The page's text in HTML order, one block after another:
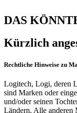
DAS
Kürzlich
Rechtliche Hinweise zu
Logitech, Logi, deren
sind Marken oder
und/oder seinen
Ländern. Alle anderen